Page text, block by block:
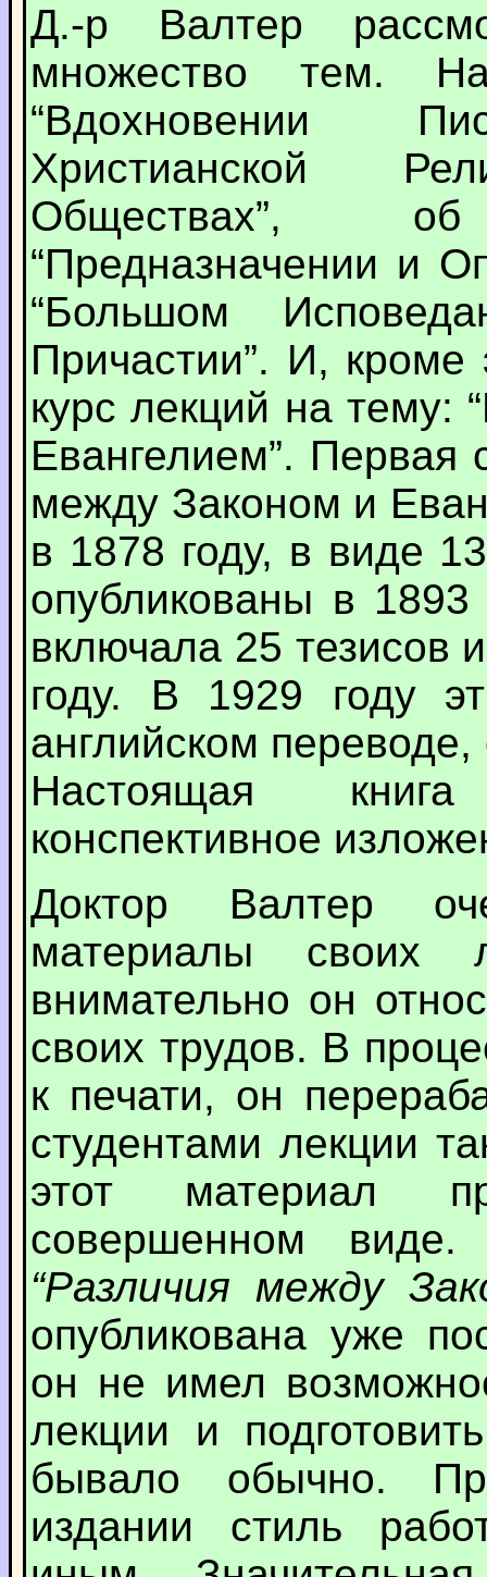
Д.-р Валтер
множество тем.
“Вдохновении
Христианской
Обществах”,
“Предназначении и
“Большом
Причастии”. И, кроме
курс лекций на тему:
Евангелием”. Первая
между Законом и
в 1878 году, в виде
опубликованы в 1893
включала 25 тезисов
году. В 1929 году
английском
Настоящая
конспективное
Доктор Валтер
материалы
внимательно он
своих трудов. В
к печати, он
студентами лекции
этот материал
совершенном
“Различия между
опубликована уже
он не имел
лекции и
бывало обычно.
издании стиль